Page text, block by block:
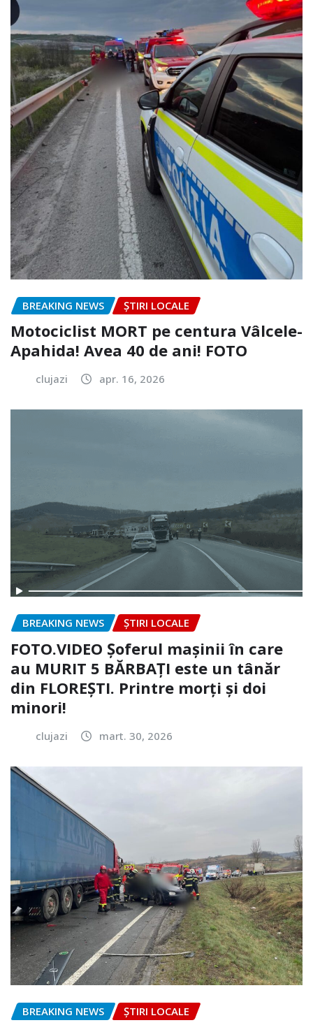
BREAKING NEWS ȘTIRI LOCALE
Motociclist MORT pe centura Vâlcele-
Apahida! Avea 40 de ani! FOTO
clujazi apr. 16, 2026
BREAKING NEWS ȘTIRI LOCALE
FOTO.VIDEO Șoferul mașinii în care
au MURIT 5 BĂRBAȚI este un tânăr
din FLOREȘTI. Printre morți și doi
minori!
clujazi mart. 30, 2026
BREAKING NEWS ȘTIRI LOCALE